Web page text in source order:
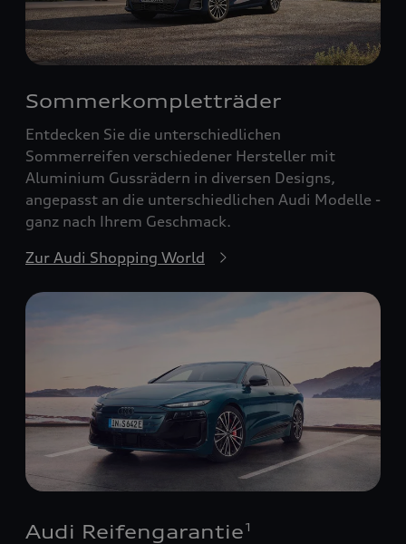
Sommerkompletträder
Entdecken Sie die unterschiedlichen
Sommerreifen verschiedener Hersteller mit
Aluminium Gussrädern in diversen Designs,
angepasst an die unterschiedlichen Audi Modelle -
ganz nach Ihrem Geschmack.
Zur Audi Shopping World
Audi Reifengarantie 1